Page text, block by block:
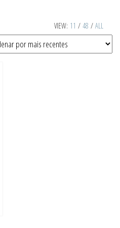
VIEW: 11 / 48 / ALL